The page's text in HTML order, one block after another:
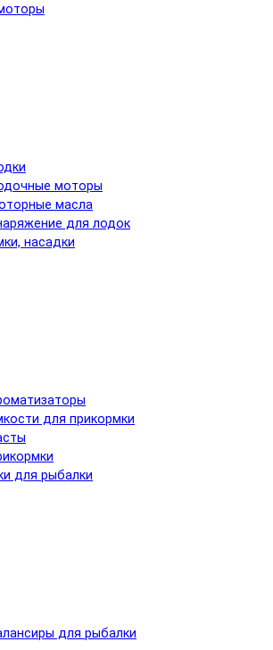
моторы
масла
для лодок
насадки
для прикормки
для рыбалки
для рыбалки